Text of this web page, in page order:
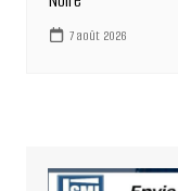
7 août 2026